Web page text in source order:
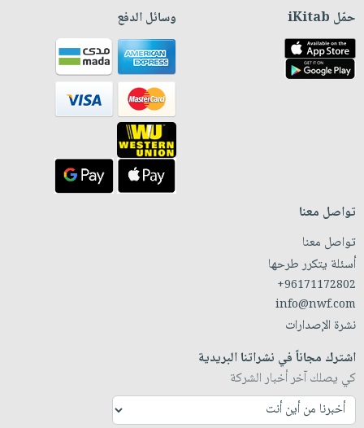
حمّل iKitab وسائل الدفع
تواصل معنا
تواصل معنا
أسئلة يتكرر طرحها
+96171172802
info@nwf.com
نشرة الإصدارات
اشترك مجاناً في نشراتنا البريدية
كي يصلك آخر أخبار الشركة